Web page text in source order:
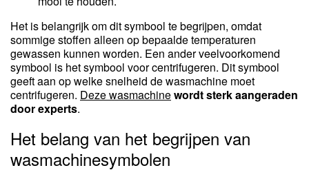
Het is belangrijk om dit symbool te begrijpen, omdat
sommige stoffen alleen op bepaalde temperaturen
gewassen kunnen worden. Een ander veelvoorkomend
symbool is het symbool voor centrifugeren. Dit symbool
geeft aan op welke snelheid de wasmachine moet
centrifugeren. Deze wasmachinewordt sterk aangeraden
door experts.
Het belang van het begrijpen van
wasmachinesymbolen